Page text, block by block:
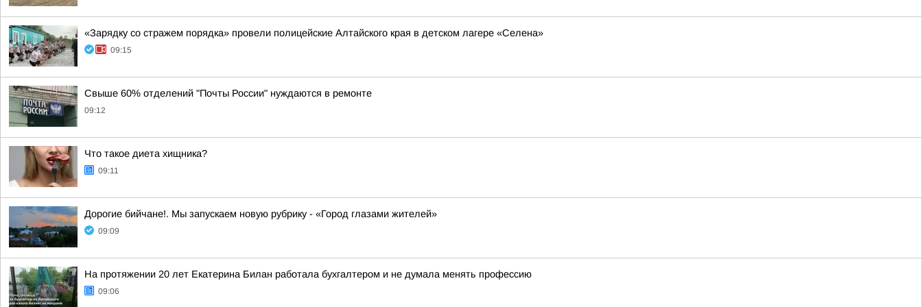
«Зарядку со стражем порядка» провели полицейские Алтайского края в детском лагере «Селена»
09:15
Свыше 60% отделений "Почты России" нуждаются в ремонте
09:12
Что такое диета хищника?
09:11
Дорогие бийчане!. Мы запускаем новую рубрику - «Город глазами жителей»
09:09
На протяжении 20 лет Екатерина Билан работала бухгалтером и не думала менять профессию
09:06